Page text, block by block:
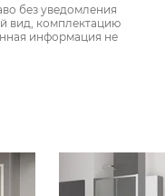
без уведомления
вид, комплектацию
информация не